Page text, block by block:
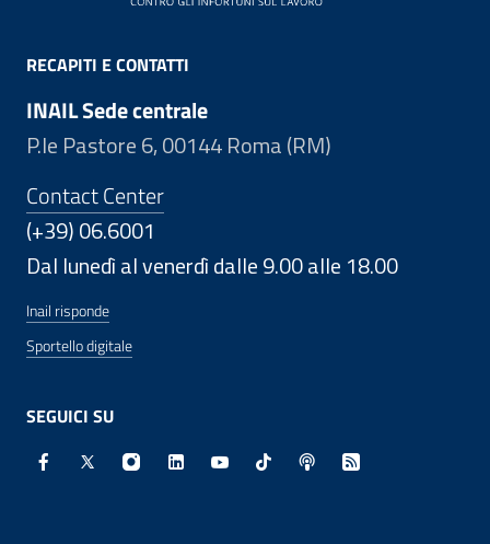
RECAPITI E CONTATTI
INAIL Sede centrale
P.le Pastore 6, 00144 Roma (RM)
Contact Center
(+39) 06.6001
Dal lunedì al venerdì dalle 9.00 alle 18.00
Inail risponde
Sportello digitale
SEGUICI SU
Facebook - Sito esterno - Apertura in nuova finestra
X - Sito esterno - Apertura in nuova finestra
Instagram - Sito esterno - Apertura in
Linkedin - Sito esterno - Apertura in
Youtube - Sito esterno -
TikTok - Sito esterno -
Spreaker - Sito
Feed RSS -